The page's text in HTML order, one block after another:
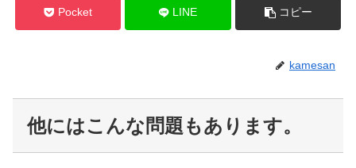
Pocket LINE コピー
kamesan
他にはこんな問題もあります。